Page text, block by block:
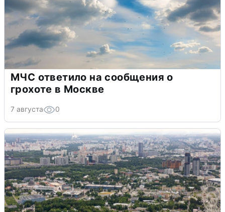
МЧС ответило на сообщения о
грохоте в Москве
7 августа 0